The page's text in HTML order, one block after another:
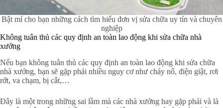
Bật mí cho bạn những cách tìm hiểu đơn vị sửa chữa uy tín và chuyên
nghiệp
Không tuân thủ các quy định an toàn lao động khi sửa chữa nhà
xưởng
Nếu bạn không tuân thủ các quy định an toàn lao động khi sửa chữa
nhà xưởng, bạn sẽ gặp phải nhiều nguy cơ như cháy nổ, điện giật, rơi
rớt, va chạm, bị cắt,…
Đây là một trong những sai lầm mà các nhà xưởng hay gặp phải và là